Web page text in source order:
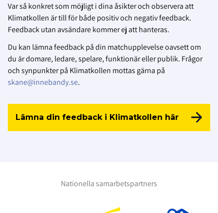
Var så konkret som möjligt i dina åsikter och observera att
Klimatkollen är till för både positiv och negativ feedback.
Feedback utan avsändare kommer ej att hanteras.
Du kan lämna feedback på din matchupplevelse oavsett om
du är domare, ledare, spelare, funktionär eller publik. Frågor
och synpunkter på Klimatkollen mottas gärna på
skane@innebandy.se.
Lämna din feedback i Klimatkollen här
Nationella samarbetspartners